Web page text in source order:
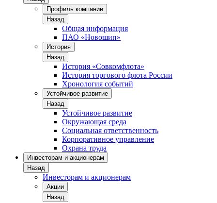
Профиль компании
Назад
Общая информация
ПАО «Новошип»
История
Назад
История «Совкомфлота»
История торгового флота России
Хронология событий
Устойчивое развитие
Назад
Устойчивое развитие
Окружающая среда
Социальная ответственность
Корпоративное управление
Охрана труда
Инвесторам и акционерам
Назад
Инвесторам и акционерам
Акции
Назад